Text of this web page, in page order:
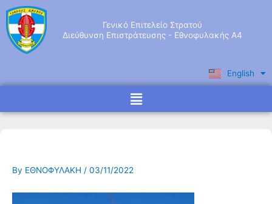
Skip
content
Γενικό Επιτελείο Στρατού
Διεύθυνση Επιστράτευσης - Εθνοφυλακής Α4
English
Ελληνικά
Menu
By ΕΘΝΟΦΥΛΑΚΗ / 03/11/2022